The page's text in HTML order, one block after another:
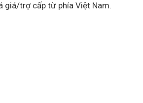
giá/trợ cấp từ phía Việt Nam.